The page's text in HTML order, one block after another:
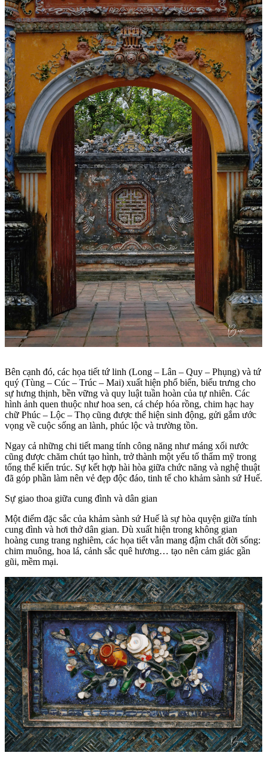
Bên cạnh đó, các họa tiết tứ linh (Long – Lân – Quy – Phụng) và tứ
quý (Tùng – Cúc – Trúc – Mai) xuất hiện phổ biến, biểu trưng cho
sự hưng thịnh, bền vững và quy luật tuần hoàn của tự nhiên. Các
hình ảnh quen thuộc như hoa sen, cá chép hóa rồng, chim hạc hay
chữ Phúc – Lộc – Thọ cũng được thể hiện sinh động, gửi gắm ước
vọng về cuộc sống an lành, phúc lộc và trường tồn.
Ngay cả những chi tiết mang tính công năng như máng xối nước
cũng được chăm chút tạo hình, trở thành một yếu tố thẩm mỹ trong
tổng thể kiến trúc. Sự kết hợp hài hòa giữa chức năng và nghệ thuật
đã góp phần làm nên vẻ đẹp độc đáo, tinh tế cho khảm sành sứ Huế.
Sự giao thoa giữa cung đình và dân gian
Một điểm đặc sắc của khảm sành sứ Huế là sự hòa quyện giữa tính
cung đình và hơi thở dân gian. Dù xuất hiện trong không gian
hoàng cung trang nghiêm, các họa tiết vẫn mang đậm chất đời sống:
chim muông, hoa lá, cảnh sắc quê hương… tạo nên cảm giác gần
gũi, mềm mại.